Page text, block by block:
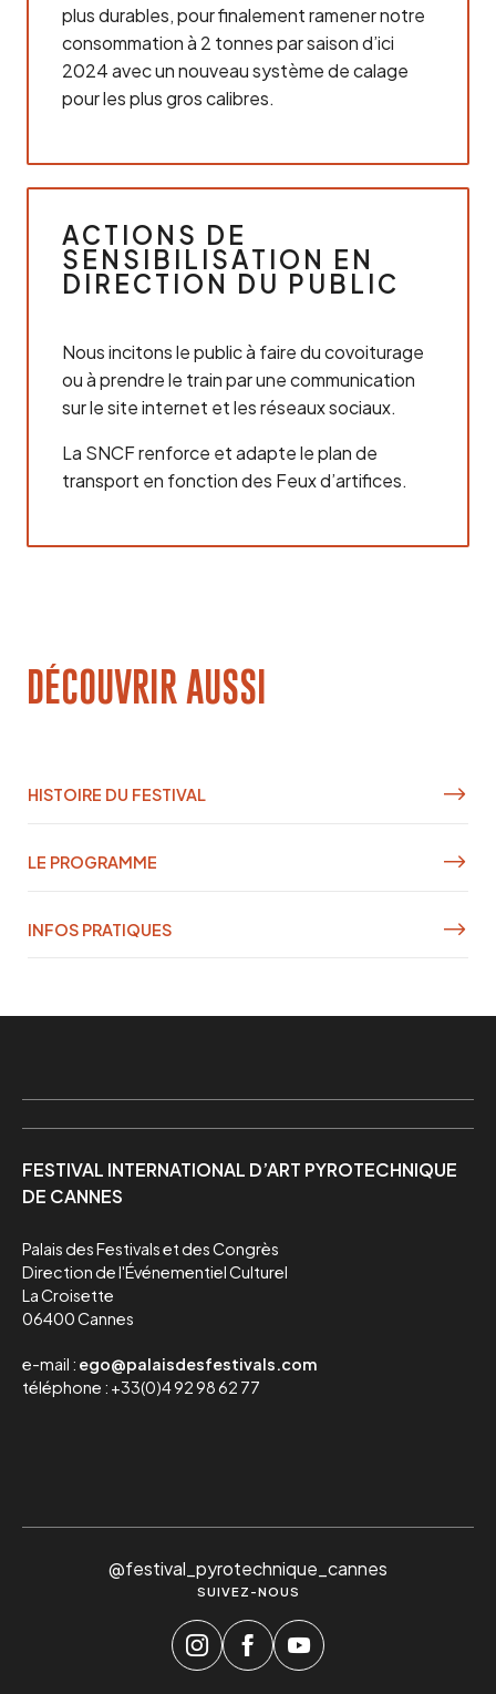
plus durables, pour finalement ramener notre
consommation à 2 tonnes par saison d’ici
2024 avec un nouveau système de calage
pour les plus gros calibres.
ACTIONS DE
SENSIBILISATION EN
DIRECTION DU PUBLIC
Nous incitons le public à faire du covoiturage
ou à prendre le train par une communication
sur le site internet et les réseaux sociaux.
La SNCF renforce et adapte le plan de
transport en fonction des Feux d’artifices.
DÉCOUVRIR AUSSI
HISTOIRE DU FESTIVAL
LE PROGRAMME
INFOS PRATIQUES
FESTIVAL INTERNATIONAL D’ART PYROTECHNIQUE
DE CANNES
Palais des Festivals et des Congrès
Direction de l'Événementiel Culturel
La Croisette
06400 Cannes
e-mail : ego@palaisdesfestivals.com
téléphone : +33(0)4 92 98 62 77
@festival_pyrotechnique_cannes
SUIVEZ-NOUS